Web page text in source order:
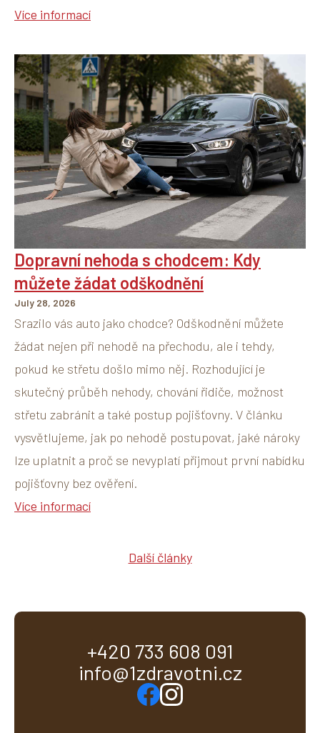
Více informací
Dopravní nehoda s chodcem: Kdy
můžete žádat odškodnění
July 28, 2026
Srazilo vás auto jako chodce? Odškodnění můžete
žádat nejen při nehodě na přechodu, ale i tehdy,
pokud ke střetu došlo mimo něj. Rozhodující je
skutečný průběh nehody, chování řidiče, možnost
střetu zabránit a také postup pojišťovny. V článku
vysvětlujeme, jak po nehodě postupovat, jaké nároky
lze uplatnit a proč se nevyplatí přijmout první nabídku
pojišťovny bez ověření.
Více informací
Další články
+420 733 608 091
info@1zdravotni.cz